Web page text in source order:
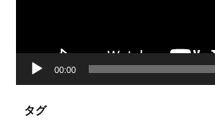
00:00
タグ